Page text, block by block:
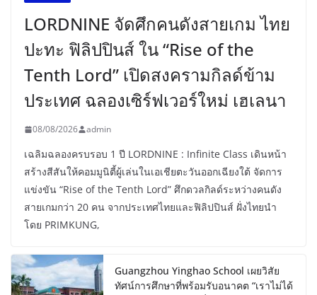
LORDNINE จัดศึกคนดังสายเกม ไทย
ปะทะ ฟิลิปปินส์ ใน “Rise of the
Tenth Lord” เปิดสงครามกิลด์ข้าม
ประเทศ ฉลองเซิร์ฟเวอร์ใหม่ เฮเลนา
08/08/2026 admin
เฉลิมฉลองครบรอบ 1 ปี LORDNINE : Infinite Class เดินหน้า
สร้างสีสันให้คอมมูนิตี้ผู้เล่นในเอเชียตะวันออกเฉียงใต้ จัดการ
แข่งขัน “Rise of the Tenth Lord” ศึกดวลกิลด์ระหว่างคนดัง
สายเกมกว่า 20 คน จากประเทศไทยและฟิลิปปินส์ ฝั่งไทยนำ
โดย PRIMKUNG,
Guangzhou Yinghao School เผยวิสัย
ทัศน์การศึกษาที่พร้อมรับอนาคต “เราไม่ได้